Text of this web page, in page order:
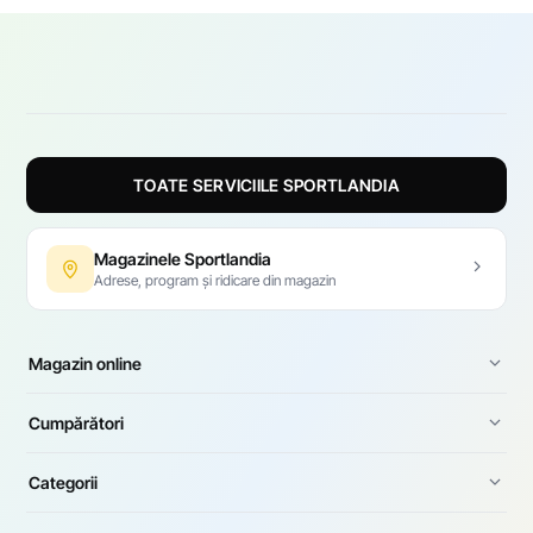
TOATE SERVICIILE SPORTLANDIA
Magazinele Sportlandia
Adrese, program și ridicare din magazin
Magazin online
Cumpărători
Categorii